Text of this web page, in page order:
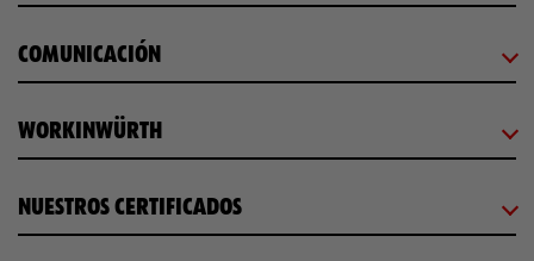
COMUNICACIÓN
WORKINWÜRTH
NUESTROS CERTIFICADOS